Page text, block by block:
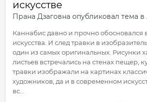
искусстве
Прана Дзаговна опубликовал тема в
Каннабис давно и прочно обосновался
искусства. И след травки в
один из самых оригинальных. Рисунки
листьев встречались на стенах пещер,
травки изображали на картинах
художников, да и в современном
вс...